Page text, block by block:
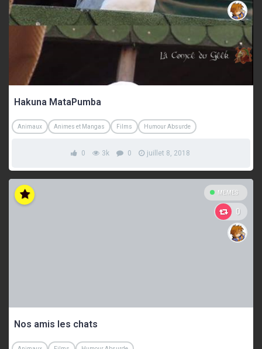
Hakuna MataPumba
Animaux Animes et Mangas Films Humour Absurde
0 3k 0 juillet 8, 2018
MEMES
0
Nos amis les chats